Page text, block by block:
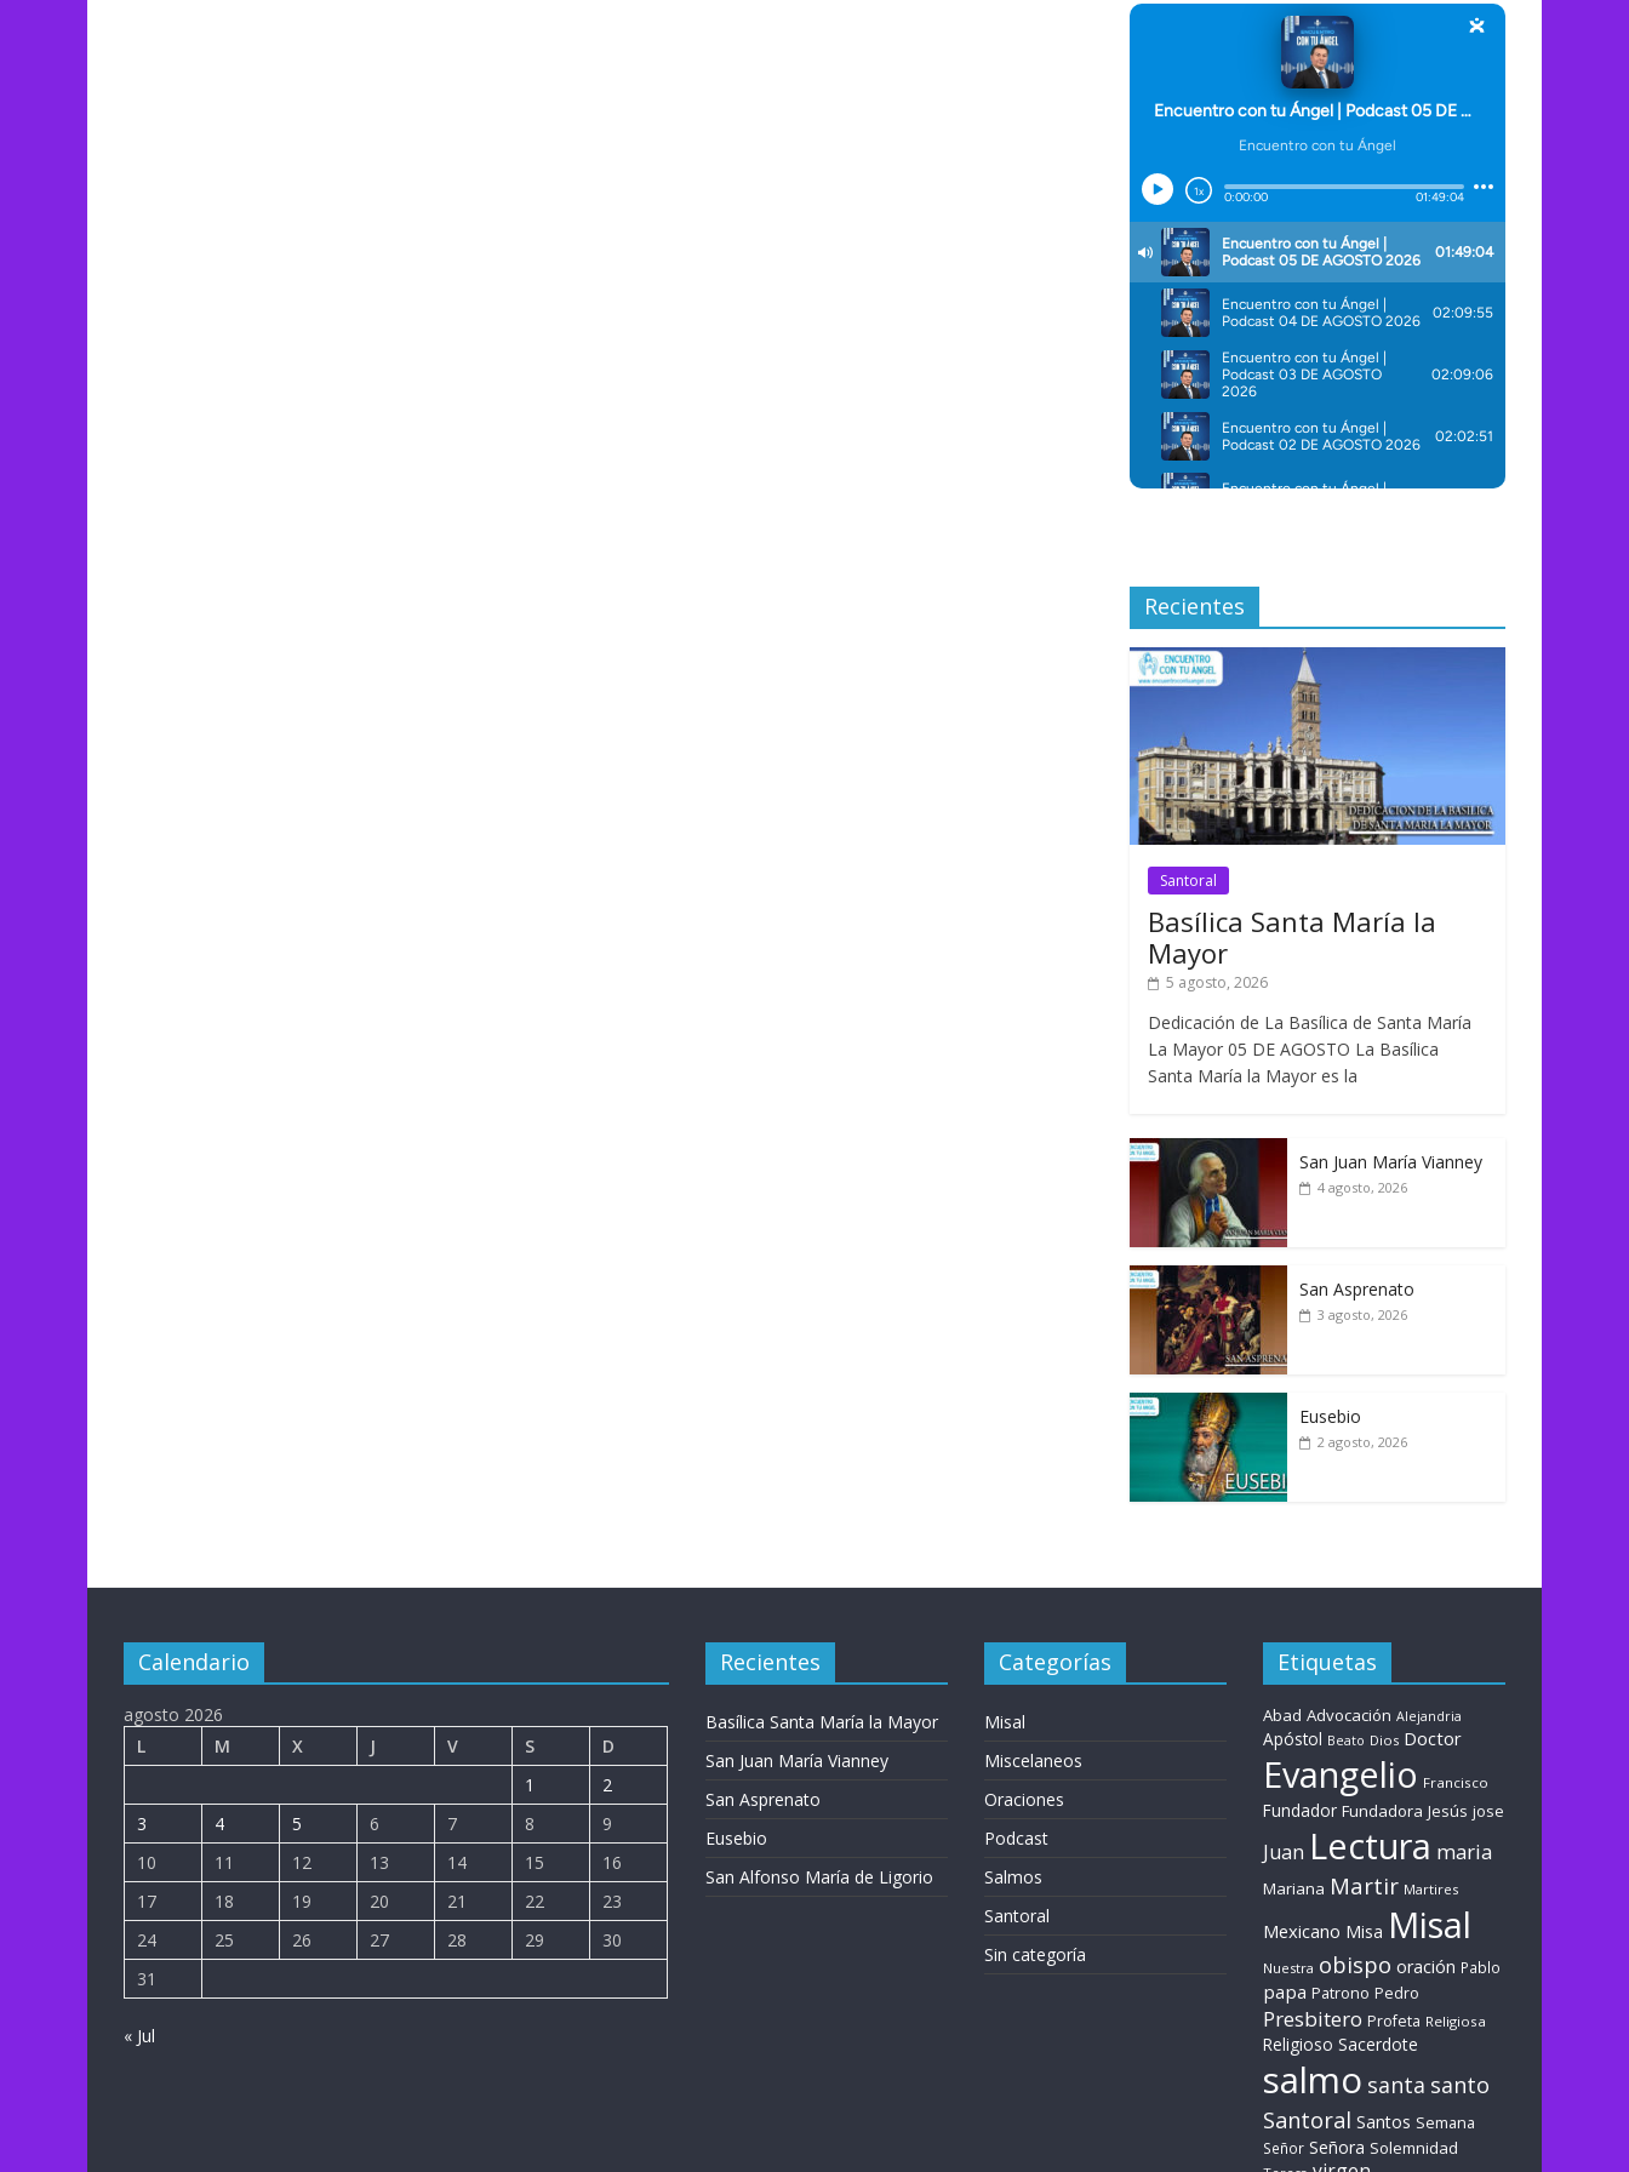
Recientes
Santoral
Basílica Santa María la
Mayor
5 agosto, 2026
Dedicación de La Basílica de Santa María
La Mayor 05 DE AGOSTO La Basílica
Santa María la Mayor es la
San Juan María Vianney
4 agosto, 2026
San Asprenato
3 agosto, 2026
Eusebio
2 agosto, 2026
Calendario
agosto 2026
L
M X J V S
D
1
2
3
4 5 6 7 8
9
10
11 12 13 14 15
16
17
18 19 20 21 22
23
24
25 26 27 28 29
30
31
« Jul
Recientes
Basílica Santa María la Mayor
San Juan María Vianney
San Asprenato
Eusebio
San Alfonso María de Ligorio
Categorías
Misal
Miscelaneos
Oraciones
Podcast
Salmos
Santoral
Sin categoría
Etiquetas
Abad Advocación Alejandria
Apóstol Beato Dios Doctor
Evangelio Francisco
Fundador Fundadora Jesús jose
Juan Lectura maria
Mariana Martir Martires
Mexicano Misa Misal
Nuestra obispo oración Pablo
papa Patrono Pedro
Presbitero Profeta Religiosa
Religioso Sacerdote
salmo santa santo
Santoral Santos Semana
Señor Señora Solemnidad